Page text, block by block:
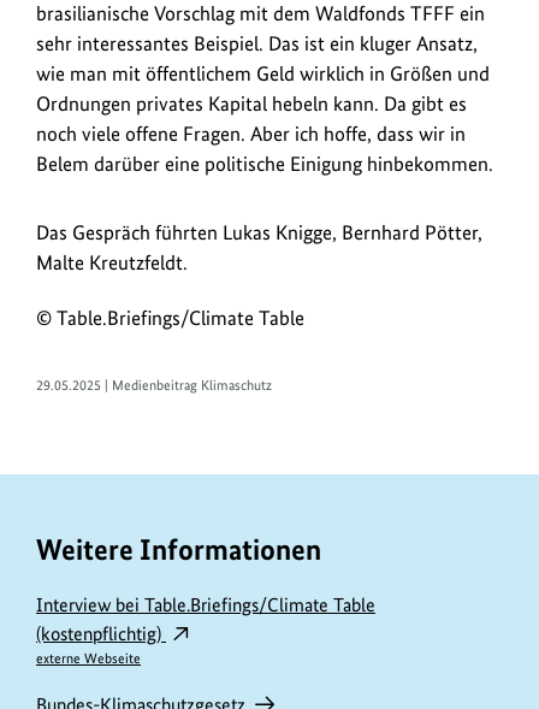
brasilianische Vorschlag mit dem Waldfonds TFFF ein
sehr interessantes Beispiel. Das ist ein kluger Ansatz,
wie man mit öffentlichem Geld wirklich in Größen und
Ordnungen privates Kapital hebeln kann. Da gibt es
noch viele offene Fragen. Aber ich hoffe, dass wir in
Belem darüber eine politische Einigung hinbekommen.
Das Gespräch führten Lukas Knigge, Bernhard Pötter,
Malte Kreutzfeldt.
© Table.Briefings/Climate Table
29.05.2025 | Medienbeitrag Klimaschutz
Weitere Informationen
Interview bei Table.Briefings/Climate Table
(kostenpflichtig)
externe Webseite